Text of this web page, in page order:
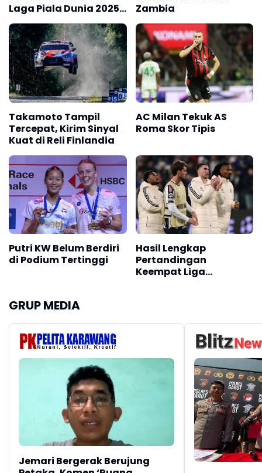
Laga Piala Dunia 2025
di Qatar
Zambia
Takamoto Tampil
Tercepat, Kirim Sinyal
Kuat di Reli Finlandia
AC Milan Tekuk AS
Roma Skor Tipis
Putri KW Belum Berdiri
di Podium Tertinggi
Hasil Lengkap
Pertandingan
Keempat Liga
GRUP MEDIA
Jemari Bergerak Berujung